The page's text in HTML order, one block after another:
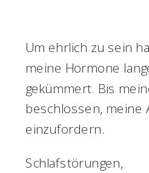
Um ehrlich zu sein
meine Hormone
gekümmert. Bis
beschlossen, meine
einzufordern.
Schlafstörungen,